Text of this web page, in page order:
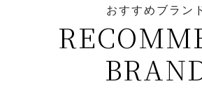
おすすめブラン